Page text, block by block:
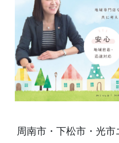
周南市・下松市・光